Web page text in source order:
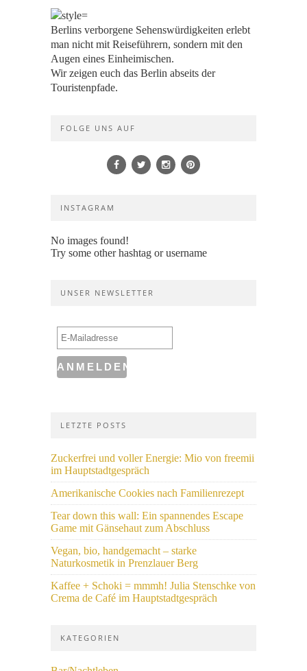
Berlins verborgene Sehenswürdigkeiten erlebt
man nicht mit Reiseführern, sondern mit den
Augen eines Einheimischen.
Wir zeigen euch das Berlin abseits der
Touristenpfade.
FOLGE UNS AUF
INSTAGRAM
No images found!
Try some other hashtag or username
UNSER NEWSLETTER
LETZTE POSTS
Zuckerfrei und voller Energie: Mio von freemii
im Hauptstadtgespräch
Amerikanische Cookies nach Familienrezept
Tear down this wall: Ein spannendes Escape
Game mit Gänsehaut zum Abschluss
Vegan, bio, handgemacht – starke
Naturkosmetik in Prenzlauer Berg
Kaffee + Schoki = mmmh! Julia Stenschke von
Crema de Café im Hauptstadtgespräch
KATEGORIEN